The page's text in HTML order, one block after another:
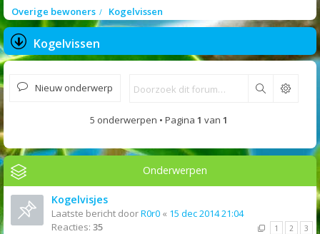
Overige bewoners
Kogelvissen
Kogelvissen
Nieuw onderwerp Zoek
5 onderwerpen • Pagina 1 van 1
Onderwerpen
Kogelvisjes
Laatste bericht doorR0r0 « 15 dec 2014 21:04
Reacties: 35 1 2 3